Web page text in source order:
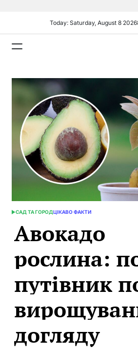
Today: Saturday, August 8 2026
POSTED
САД ТА ГОРОДЦІКАВО ФАКТИ
Авокадо
рослина:
путівник
догляду